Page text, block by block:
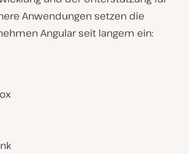
Anwendungen setzen die
Angular seit langem ein: